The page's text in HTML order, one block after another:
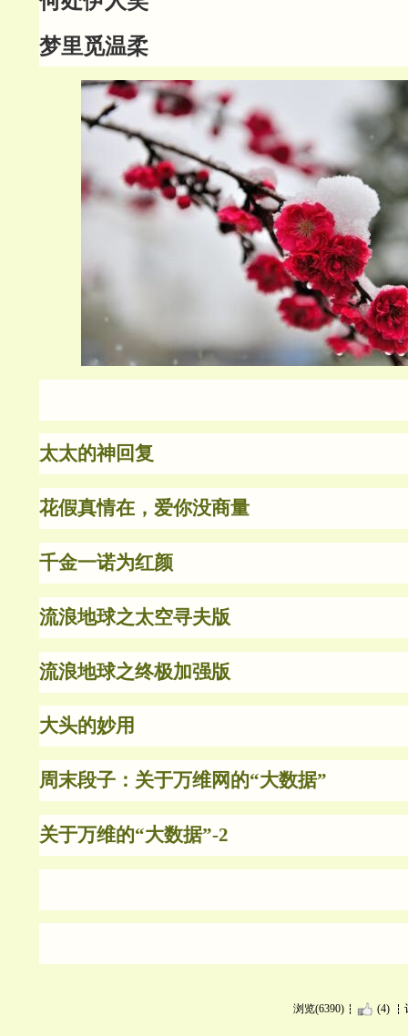
梦里觅温柔
太太的神回复
花假真情在，爱你没商量
千金一诺为红颜
流浪地球之太空寻夫版
流浪地球之终极加强版
大头的妙用
周末段子：关于万维网的“大数据”
关于万维的“大数据”-2
浏览(6390) (4)